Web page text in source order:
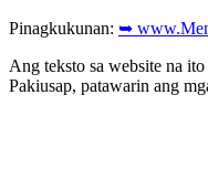
Pinagkukunan: ➥
Ang teksto sa website na
Pakiusap, patawarin ang